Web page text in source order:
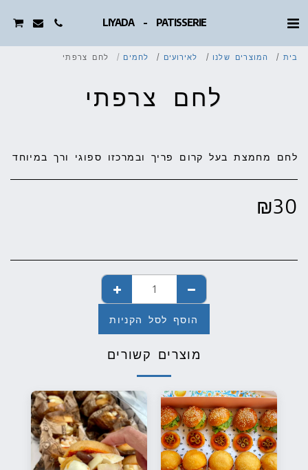
LIYADA - PATISSERIE
בית המוצרים שלנו לאירועים לחמים לחם צרפתי
לחם צרפתי
לחם מחמצת בעל קרום פריך ובמרכזו ספוגי ורך במיוחד
₪30
הוסף לסל הקניות
מוצרים קשורים